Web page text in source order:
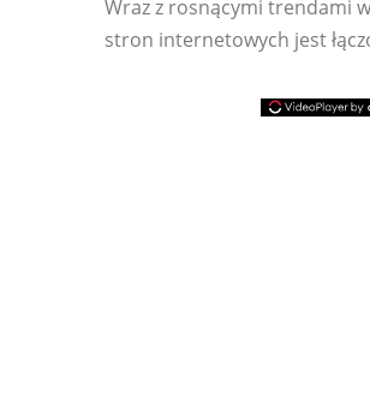
Wraz z rosnącymi trendami
stron internetowych jest